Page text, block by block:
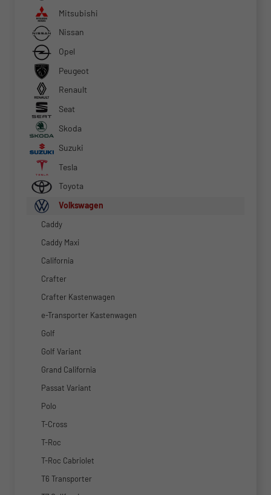
Mitsubishi
Nissan
Opel
Peugeot
Renault
Seat
Skoda
Suzuki
Tesla
Toyota
Volkswagen
Caddy
Caddy Maxi
California
Crafter
Crafter Kastenwagen
e-Transporter Kastenwagen
Golf
Golf Variant
Grand California
Passat Variant
Polo
T-Cross
T-Roc
T-Roc Cabriolet
T6 Transporter